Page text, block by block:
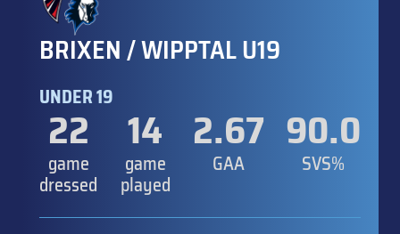
BRIXEN / WIPPTAL U19
UNDER 19
22
game
dressed
14
game
played
2.67
GAA
90.0
SVS%